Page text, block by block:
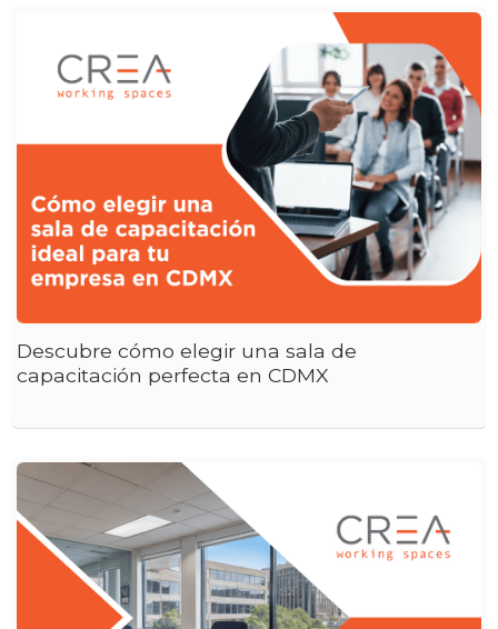
Descubre cómo elegir una sala de
capacitación perfecta en CDMX